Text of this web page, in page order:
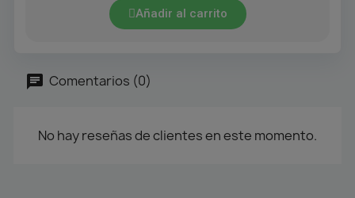
Añadir al carrito
Comentarios (0)
No hay reseñas de clientes en este momento.